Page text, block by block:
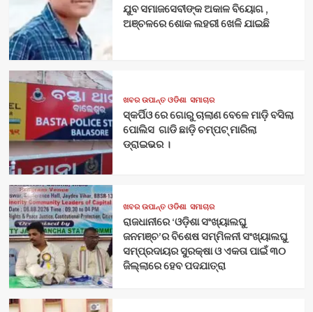
ଯୁବ ସମାଜସେବୀଙ୍କ ଅକାଳ ବିୟୋଗ ,
ଅଞ୍ଚଳରେ ଶୋକ ଲହରୀ ଖେଳି ଯାଇଛି
ଖବର ଉପାନ୍ତ ଓଡିଶା ସମାଚାର
ସ୍କର୍ପିଓ ରେ ଗୋରୁ ଚାଲାଣ ବେଳେ ମାଡ଼ି ବସିଲା
ପୋଲିସ ଗାଡି ଛାଡ଼ି ଚମ୍ପଟ୍ ମାରିଲା
ଡ୍ରାଇଭର ।
ଖବର ଉପାନ୍ତ ଓଡିଶା ସମାଚାର
ରାଜଧାନୀରେ ‘ଓଡ଼ିଶା ସଂଖ୍ୟାଲଘୁ
ଜନମଞ୍ଚ’ର ବିଶେଷ ସମ୍ମିଳନୀ ସଂଖ୍ୟାଲଘୁ
ସମ୍ପ୍ରଦାୟର ସୁରକ୍ଷା ଓ ଏକତା ପାଇଁ ୩୦
ଜିଲ୍ଲାରେ ହେବ ପଦଯାତ୍ରା